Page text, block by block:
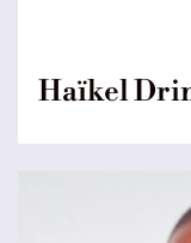
Haïkel